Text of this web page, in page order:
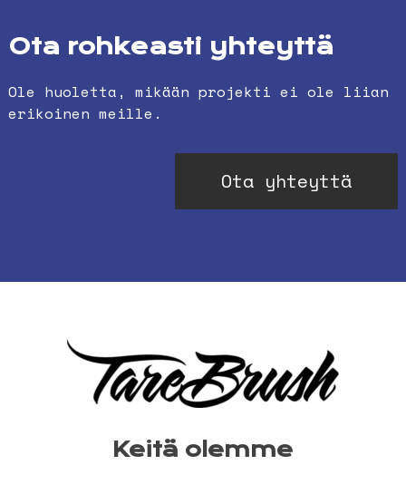
Ota rohkeasti yhteyttä
Ole huoletta, mikään projekti ei ole liian
erikoinen meille.
Ota yhteyttä
Keitä olemme